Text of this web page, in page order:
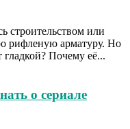
строительством или
рифленую арматуру. Но
гладкой? Почему её...
о сериале